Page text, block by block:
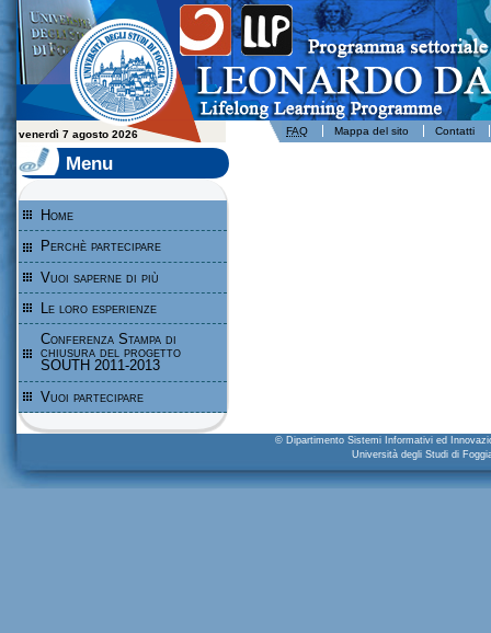
Leonardo da Vinci - Programma per l'apprendimento permanente - Università degli Studi di Foggia
venerdì 7 agosto 2026 FAQ Mappa del sito Contatti
Menu
Home
Perchè partecipare
Vuoi saperne di più
Le loro esperienze
Conferenza Stampa di
chiusura del progetto
SOUTH 2011-2013
Vuoi partecipare
© Dipartimento Sistemi Informativi ed
Università degli Studi di